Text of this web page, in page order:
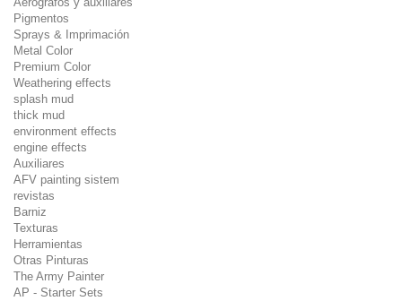
Pigmentos
Sprays & Imprimación
Metal Color
Premium Color
Weathering effects
splash mud
thick mud
environment effects
engine effects
Auxiliares
AFV painting sistem
revistas
Barniz
Texturas
Herramientas
Otras Pinturas
The Army Painter
AP - Starter Sets